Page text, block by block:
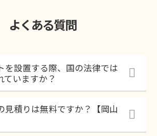
よくある質問
を設置する際、国の法律では
ていますか？
見積りは無料ですか？【岡山